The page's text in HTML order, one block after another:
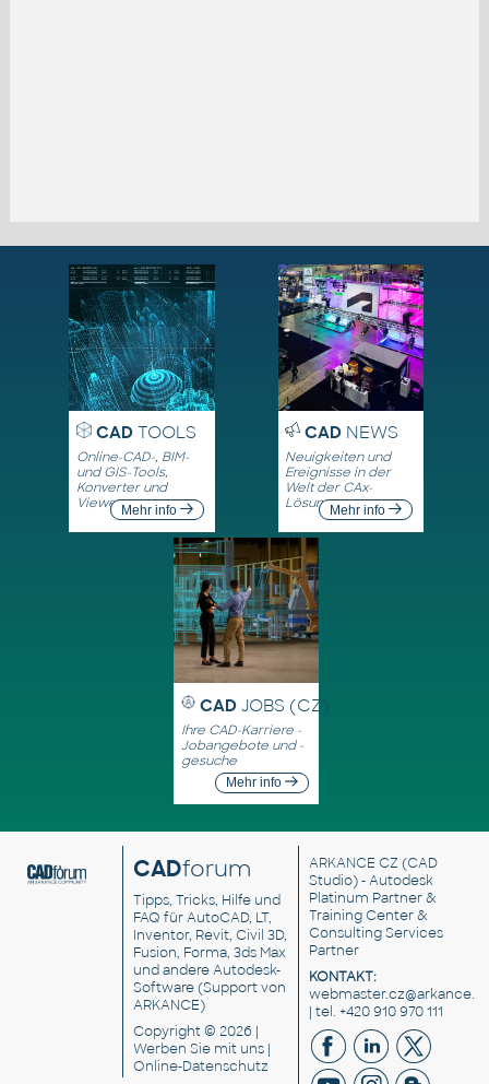
CADTOOLS
Online-CAD-, BIM-
und GIS-Tools,
Konverter und
ViewerMehr info
CADNEWS
Neuigkeiten und
Ereignisse in der
Welt der CAx-
LösungenMehr info
CAD JOBS (CZ)
Ihre CAD-Karriere -
Jobangebote und -
gesuche
Mehr info
CADforum
Tipps, Tricks, Hilfe und
FAQ für AutoCAD, LT,
Inventor, Revit, Civil 3D,
Fusion, Forma, 3ds Max
und andere Autodesk-
Software (Support von
ARKANCE)
Copyright © 2026 |
Werben Siemit uns |
Online-Datenschutz
ARKANCE CZ (CAD
Studio) - Autodesk
Platinum Partner &
Training Center &
Consulting Services
Partner
KONTAKT:
| tel. +420 910 970 111